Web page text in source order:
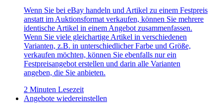
Wenn Sie bei eBay handeln und Artikel zu einem Festpreis
anstatt im Auktionsformat verkaufen, können Sie mehrere
identische Artikel in einem Angebot zusammenfassen.
Wenn Sie viele gleichartige Artikel in verschiedenen
Varianten, z.B. in unterschiedlicher Farbe und Größe,
verkaufen möchten, können Sie ebenfalls nur ein
Festpreisangebot erstellen und darin alle Varianten
angeben, die Sie anbieten.
2 Minuten Lesezeit
Angebote wiedereinstellen